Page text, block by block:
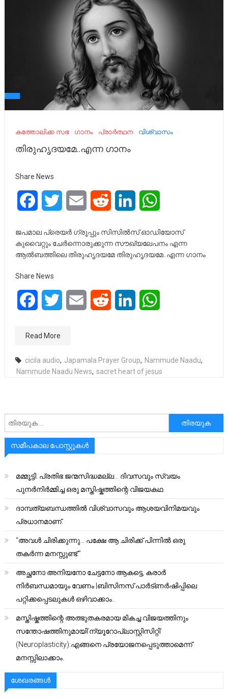
കത്തോലിക്ക സഭ ഗാനം പ്രാർത്ഥന വിശ്വാസം
തിരുഹൃദയമേ..എന്ന ഗാനം
Share News
FacebookTwitter Email Reddit LinkedIn
ജപമാല പ്രെയര്‍ ഗ്രൂപ്പും സിസില്‍സ് ഓഡിയോസ്
കുവൈറ്റും ചേര്‍ന്നൊരുക്കുന്ന സൗഖ്യലേപനം എന്ന
ആല്‍ബത്തിലെ തിരുഹൃദയമേ തിരുഹൃദയമേ..എന്ന ഗാനം
Share News
FacebookTwitter Email Reddit LinkedIn
Read More
cicila audio, Japamala Prayer Group, Nammude Naadu,
Nammude Naadu News, sacret heart of jesus
അനേഷിക്കുക
സമീപകാല പോസ്റ്റുകൾ
മമ്മൂട്ടി: പ്രതിഭ ജന്മസിദ്ധമല്ല… ദിവസവും സ്വയം
പുനർനിർമ്മിച്ച ഒരു മസ്തിഷ്കത്തിന്റെ വിജയകഥ
ദാമ്പത്യബന്ധത്തിൽ വിശ്വാസവും ആശയവിനിമയവും
പ്രധാനമാണ്.
“അവൾ ചിരിക്കുന്നു… പക്ഷേ ആ ചിരിക്ക് പിന്നിൽ ഒരു
തകർന്ന മനസ്സുണ്ട്.”
അച്ഛനോ അനിയനോ ചേട്ടനോ ആകട്ടെ, കരാർ
നിർബന്ധമായും വേണം |ബിസിനസ് പാർട്ണർഷിപ്പിലെ
പറ്റിക്കപ്പെടലുകൾ ഒഴിവാക്കാം..
മസ്തിഷ്കത്തിന്റെ അത്ഭുതകരമായ മികച്ച വിജയത്തിനും
സന്തോഷത്തിനുമായി’ന്യൂറോപ്ലാസ്റ്റിസിറ്റി’
(Neuroplasticity):എങ്ങനെ പ്രയോജനപ്പെടുത്താമെന്ന്
മനസ്സിലാക്കാം.
ശേഖരങ്ങൾ